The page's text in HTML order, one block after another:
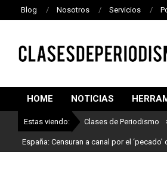
Blog Nosotros Servicios
DE
PERIODISMO
HOME NOTICIAS
Estas viendo: Clases de Periodismo
España: Censuran a canal por el ‘pecado’